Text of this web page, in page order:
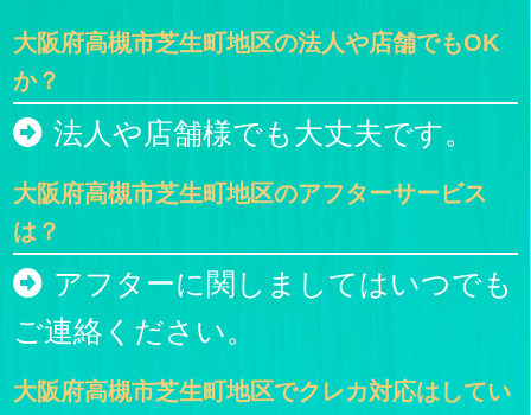
大阪府高槻市芝生町地区の法人や店舗でもOK
か？
法人や店舗様でも大丈夫です。
大阪府高槻市芝生町地区のアフターサービス
は？
アフターに関しましてはいつでも
ご連絡ください。
大阪府高槻市芝生町地区でクレカ対応はしてい